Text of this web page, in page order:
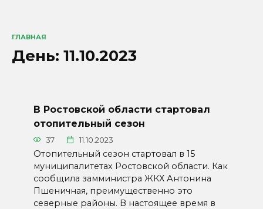
ГЛАВНАЯ
День: 11.10.2023
В Ростовской области стартовал
отопительный сезон
37 11.10.2023
Отопительный сезон стартовал в 15
муниципалитетах Ростовской области. Как
сообщила замминистра ЖКХ Антонина
Пшеничная, преимущественно это
северные районы. В настоящее время в